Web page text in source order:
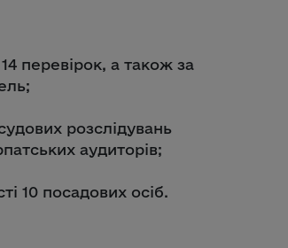
перевірок, а також за
розслідувань
аудиторів;
10 посадових осіб.